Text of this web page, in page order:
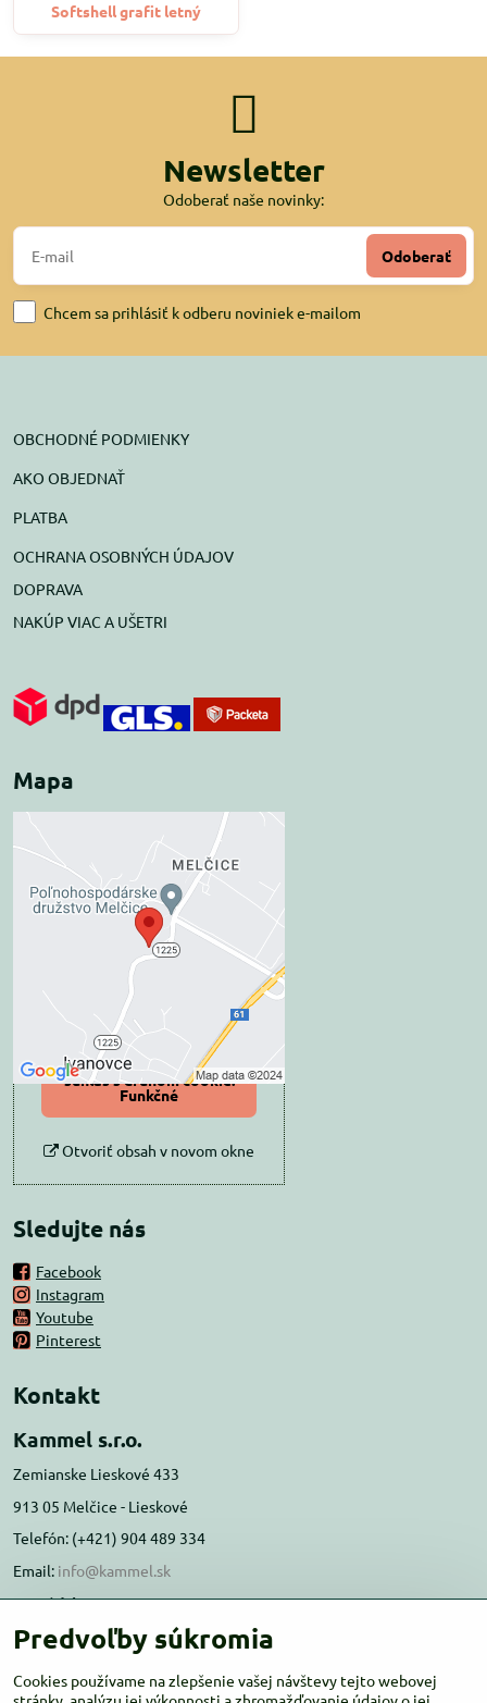
Softshell grafit letný
Newsletter
Odoberať naše novinky:
Odoberať
Chcem sa prihlásiť k odberu noviniek e-mailom
OBCHODNÉ PODMIENKY
AKO OBJEDNAŤ
PLATBA
OCHRANA OSOBNÝCH ÚDAJOV
DOPRAVA
NAKÚP VIAC A UŠETRI
Mapa
Externý obsah je
blokovaný Voľbami
súkromia
Prajete si načítať externý obsah?
Povoliť tentokrát
Povoliť a zapamätať -
súhlas s druhom cookie:
Funkčné
Otvoriť obsah v novom okne
Sledujte nás
Facebook
Instagram
Youtube
Pinterest
Kontakt
Kammel s.r.o.
Zemianske Lieskové 433
913 05 Melčice - Lieskové
Telefón: (+421) 904 489 334
Email: info@kammel.sk
Prevádzka:
Administratívna budova PD Melčice
Predvoľby súkromia
Cookies používame na zlepšenie vašej návštevy tejto webovej